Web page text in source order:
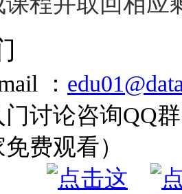
：
讨论咨询QQ
费观看）